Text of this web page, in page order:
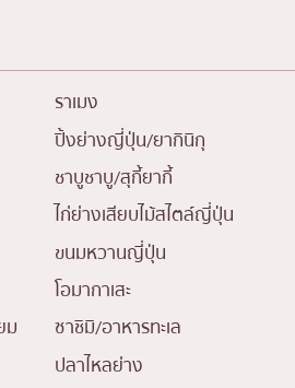
ราเมง
ปิ้งย่างญี่ปุ่น/ยากินิกุ
ชาบูชาบู/สุกี้ยากี้
ไก่ย่างเสียบไม้สไตล์ญี่ปุ่น
ขนมหวานญี่ปุ่น
โอมากาเสะ
ม
ซาชิมิ/อาหารทะเล
ปลาไหลย่าง